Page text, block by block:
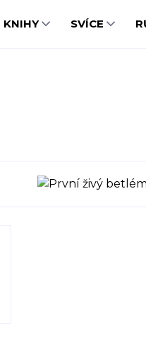
KNIHY SVÍCE